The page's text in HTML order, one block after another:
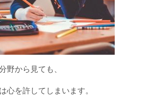
野から見ても、
心を許してしまいます。